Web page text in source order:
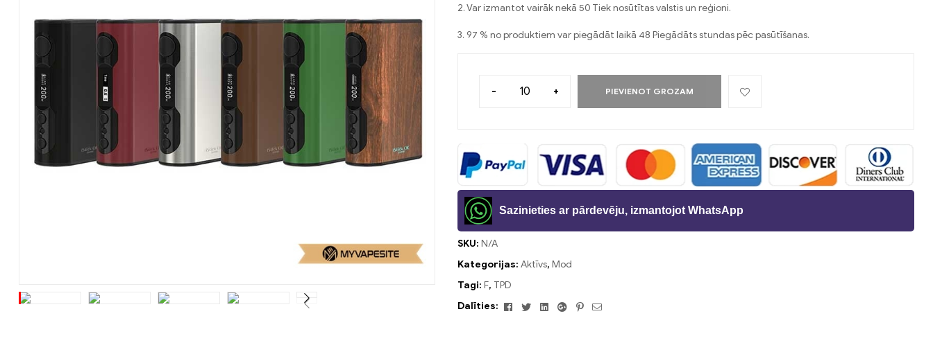
2. Var izmantot vairāk nekā 50 Tiek nosūtītas valstis un reģioni.
3. 97 % no produktiem var piegādāt laikā 48 Piegādāts stundas pēc pasūtīšanas.
- + PIEVIENOT GROZAM
Sazinieties ar pārdevēju, izmantojot WhatsApp
SKU:N/A
Kategorijas:Aktīvs,Mod
Tagi:F, TPD
Dalīties:
FacebookTwitterLinkedinGoogle+Pinterest
E-